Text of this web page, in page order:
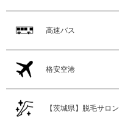
高速バス
格安空港
【茨城県】脱毛サロン